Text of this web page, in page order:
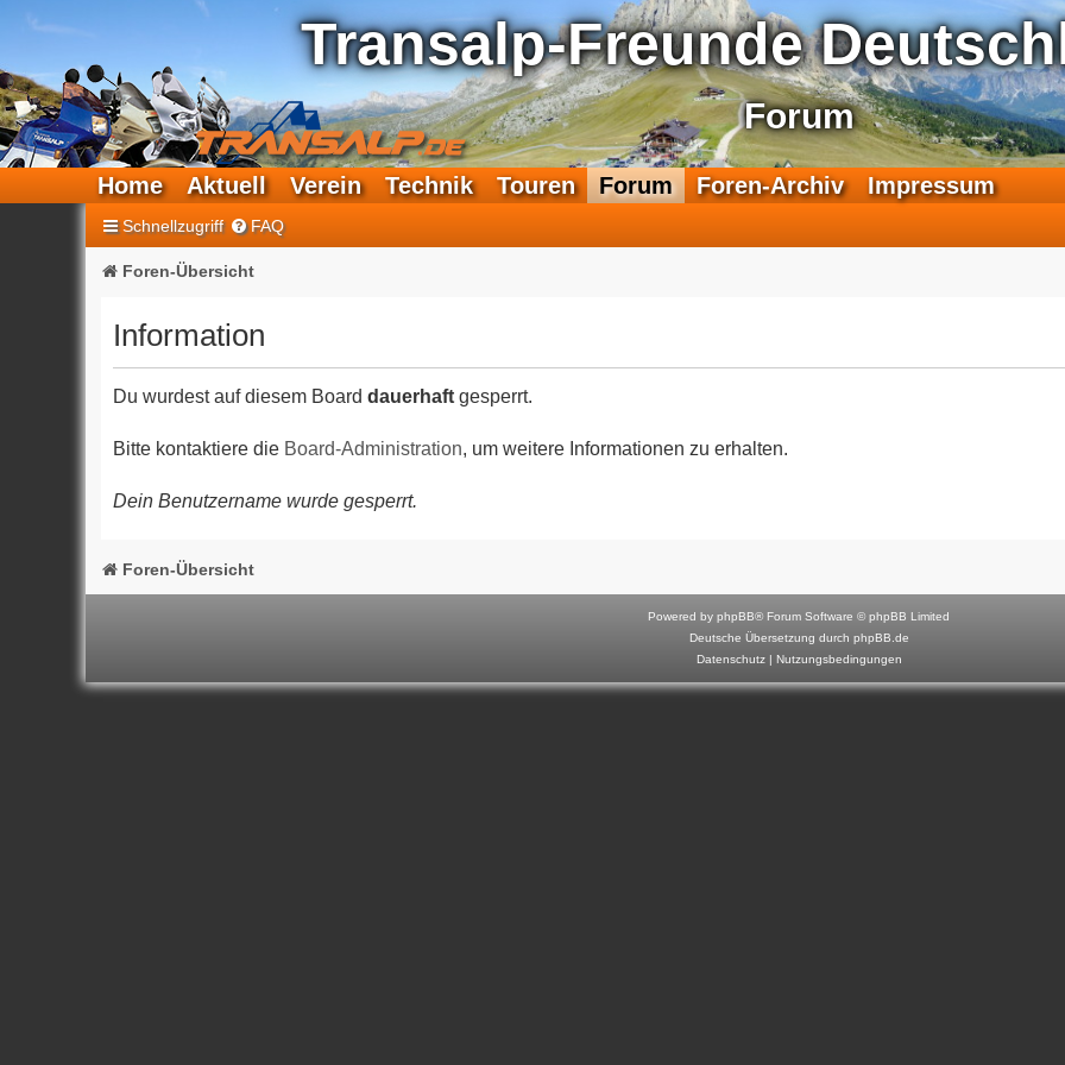
Transalp-Freunde
Forum
F
e
a
r
u
m
Home Aktuell Verein Technik Touren Forum Foren-Archiv Impressum
Schnellzugriff FAQ
Foren-Übersicht
Information
Du wurdest auf diesem Board dauerhaftgesperrt.
Bitte kontaktiere die Board-Administration, um weitere Informationen zu erhalten.
Dein Benutzername wurde gesperrt.
Foren-Übersicht
Powered by phpBB® Forum Software © phpBB Limited
Deutsche Übersetzung durch phpBB.de
Datenschutz| Nutzungsbedingungen